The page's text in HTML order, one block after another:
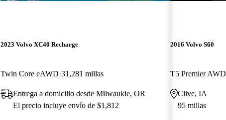
2023 Volvo XC40 Recharge
Twin Core eAWD 31,281 millas
Entrega a domicilio desde Milwaukie, OR
El precio incluye envío de $1,812
2016 Volvo S60
T5 Premier AWD
Clive, IA
95 millas